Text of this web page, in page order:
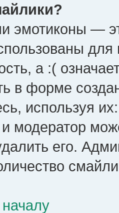
эмотиконы —
а :(
в форме
используя
модератор
его.